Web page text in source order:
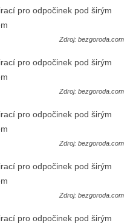
Zdroj: bezgoroda.com
Zdroj: bezgoroda.com
Zdroj: bezgoroda.com
Zdroj: bezgoroda.com